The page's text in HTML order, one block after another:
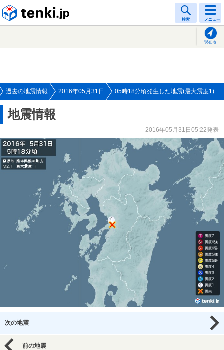
検索 メニュー
現在地
過去の地震情報 2016年05月31日 05時18分頃発生した地震(最大震度1)
地震情報
2016年05月31日05:22発表
次の地震
前の地震